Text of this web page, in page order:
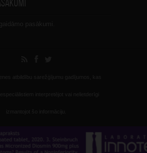
pasākumi.
atbildību sarežģījumu gadījumos, kas